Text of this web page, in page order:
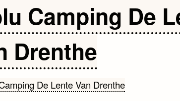
Camping De
Drenthe